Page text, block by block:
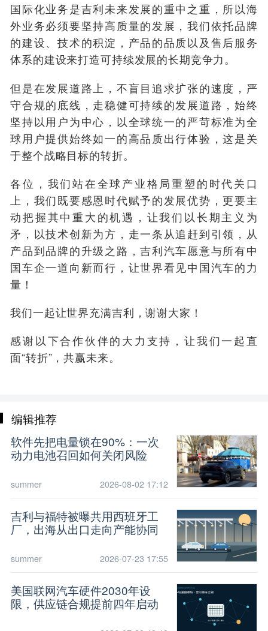
国际化业务是吉利未来发展的重中之重，所以海
外业务必须要坚持高质量的发展，我们依托品牌
的建设、技术的积淀，产品的品质以及售后服务
体系的建设来打造可持续发展的长期竞争力。
但是在发展道路上，不盲目追求扩张的速度，严
守合规的底线，走稳健可持续的发展道路，始终
坚持以用户为中心，以全球统一的严苛标准为全
球用户提供始终如一的高品质出行体验，这是关
于整个战略目标的转折。
各位，我们站在全球产业格局重塑的时代关口
上，我们既要感恩时代赋予的发展优势，更要主
动把握其中重大的机遇，让我们以长期主义为
矛，以技术创新为方，走一条从追赶到引领，从
产品到品牌的升级之路，吉利汽车愿意与所有中
国车企一道向新而行，让世界看见中国汽车的力
量！
我们一起让世界充满吉利，谢谢大家！
感谢以下合作伙伴的大力支持，让我们一起直
面“转折”，共赢未来。
编辑推荐
软件先把电量锁在90%：一次
动力电池召回如何关闭风险
summer 2026-08-02 17:12
吉利与福特被曝共用西班牙工
厂，出海从出口走向产能协同
summer 2026-07-23 17:55
美国联网汽车硬件2030年设
限，供应链合规提前四年启动